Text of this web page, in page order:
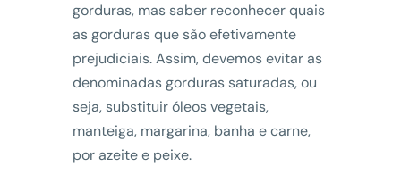
gorduras, mas saber reconhecer quais
as gorduras que são efetivamente
prejudiciais. Assim, devemos evitar as
denominadas gorduras saturadas, ou
seja, substituir óleos vegetais,
manteiga, margarina, banha e carne,
por azeite e peixe.